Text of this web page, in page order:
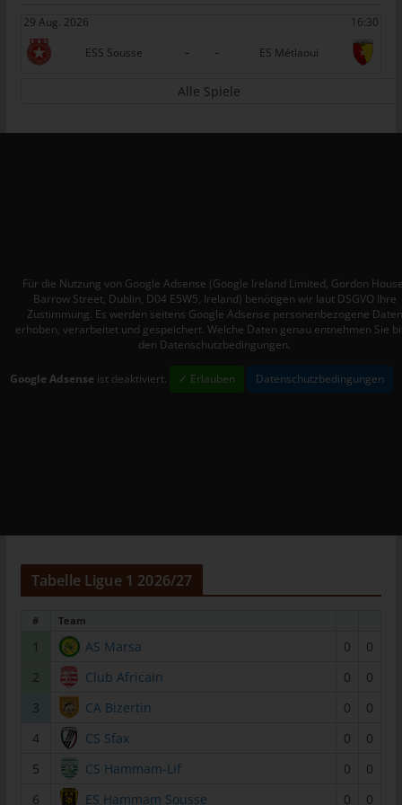
29 Aug. 2026
16:30
ESS Sousse
- - ES Métlaoui
Alle Spiele
Für die Nutzung von Google Adsense (Google Ireland Limited, Gordon
Barrow Street, Dublin, D04 E5W5, Ireland) benötigen wir laut DSGVO Ihre
Zustimmung. Es werden seitens Google Adsense personenbezogene Daten
erhoben, verarbeitet und gespeichert. Welche Daten genau entnehmen Sie
den Datenschutzbedingungen.
Google Adsense ist deaktiviert. ✓ Erlauben Datenschutzbedingungen
Tabelle Ligue 1 2026/27
# Team
1 AS Marsa 0
0
2
Club Africain 0
0
3
CA Bizertin 0
0
4
CS Sfax 0
0
5
CS Hammam-Lif 0
0
6
ES Hammam Sousse 0
0
tunesienfussball.de
Uwe Wassenberg
Telefon: +216 216 16 616
Computersystem abgelegt und gespeichert werden.
Zahlreiche Internetseiten und Server verwenden Cookies. Viele
Cookies enthalten eine sogenannte Cookie-ID. Eine Cookie-ID
ist eine eindeutige Kennung des Cookies. Sie besteht aus einer
konkreten Internetbrowser zugeordnet werden können, in dem
die Cookie-Setzung nicht möglich wären.
Mittels eines Cookies können die Informationen und Angebote
auf unserer Internetseite im Sinne des Benutzers optimiert
werden. Cookies ermöglichen uns, wie bereits erwähnt, die
Benutzer unserer Internetseite wiederzuerkennen. Zweck dieser
Wiedererkennung ist es, den Nutzern die Verwendung unserer
Internetseite zu erleichtern. Der Benutzer einer Internetseite, die
Cookies verwendet, muss beispielsweise nicht bei jedem
Besuch der Internetseite erneut seine Zugangsdaten eingeben,
weil dies von der Internetseite und dem auf dem
Computersystem des Benutzers abgelegten Cookie
übernommen wird. Ein weiteres Beispiel ist das Cookie eines